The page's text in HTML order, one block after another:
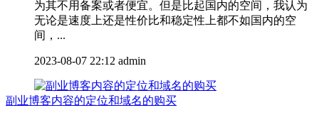
为其不用备案或者便宜。但是比起国内的空间，我认为
无论是速度上还是性价比和稳定性上都不如国内的空
间，...
2023-08-07 22:12 admin
副业博客内容的定位和域名的购买